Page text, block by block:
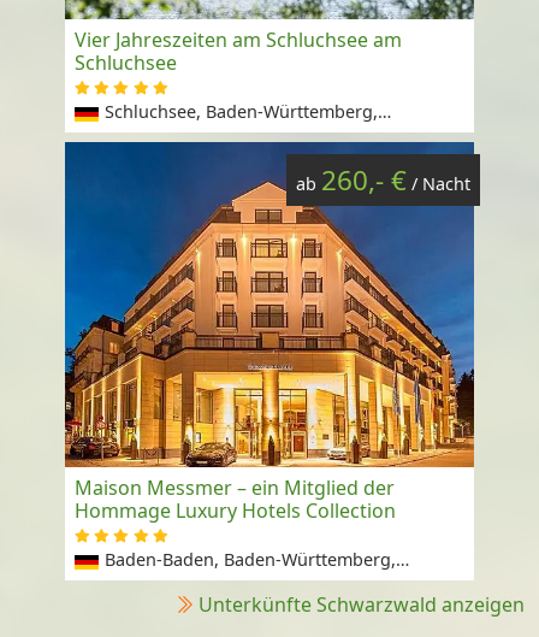
Vier Jahreszeiten am Schluchsee am
Schluchsee
Schluchsee, Baden-Württemberg,
Deutschland
ab 260,- € / Nacht
Maison Messmer – ein Mitglied der
Hommage Luxury Hotels Collection
Baden-Baden, Baden-Württemberg,
Deutschland
Unterkünfte Schwarzwald anzeigen